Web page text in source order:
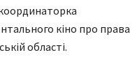
кіно про права
області.